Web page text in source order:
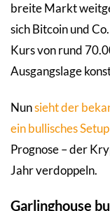
breite Markt
sich Bitcoin und
Kurs von rund
Ausgangslage
Nunsieht der
ein bullisches Setup
Prognose – der
Jahr verdoppeln.
Garlinghouse